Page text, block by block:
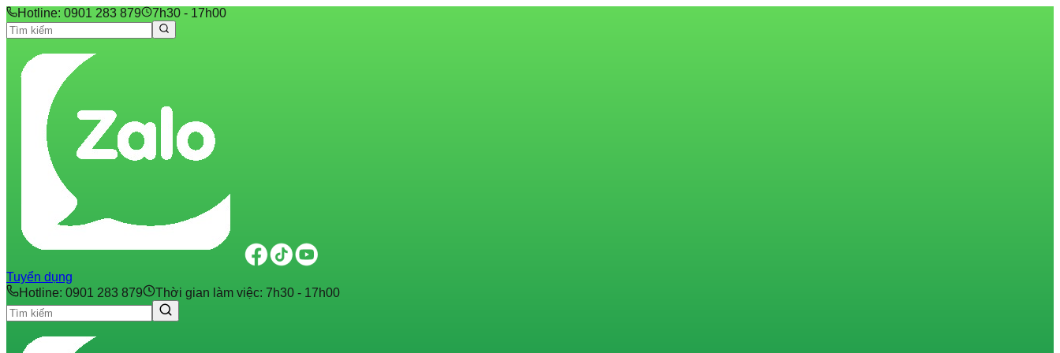
Hotline: 0901 283 879 7h30 - 17h00
Tuyển dụng
Hotline: 0901 283 879
Thời gian làm việc: 7h30 - 17h00